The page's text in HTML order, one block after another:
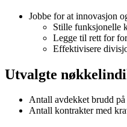
Jobbe for at innovasjon
Stille funksjonelle
Legge til rett for
Effektivisere
Utvalgte
Antall avdekket brudd
Antall kontrakter med